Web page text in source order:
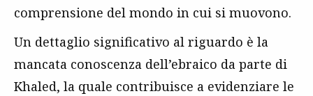
comprensione del mondo in cui si muovono.
Un dettaglio significativo al riguardo è la
mancata conoscenza dell’ebraico da parte di
Khaled, la quale contribuisce a evidenziare le